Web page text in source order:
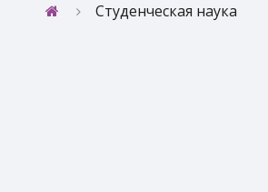
Студенческая наука